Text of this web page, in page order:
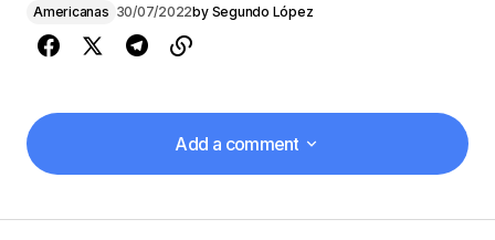
Americanas 30/07/2022by Segundo López
Add a comment
Add a comment